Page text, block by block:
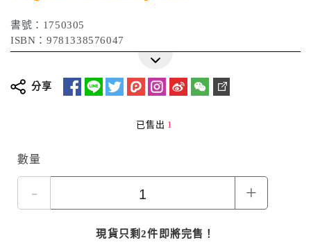
書號：1750305
ISBN：9781338576047
分享
已售出 1
數量
- +
現貨只剩2件即將完售！